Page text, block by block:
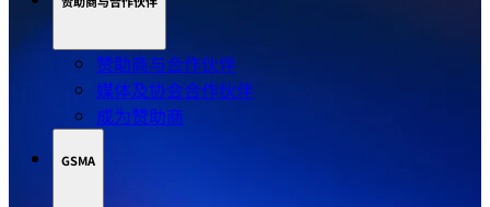
赞助商与合作伙伴
媒体及协会合作伙伴
成为赞助商
GSMA